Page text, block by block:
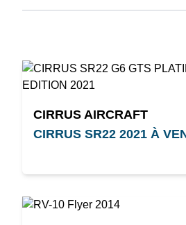
CIRRUS AIRCRAFT
CIRRUS SR22 2021 À